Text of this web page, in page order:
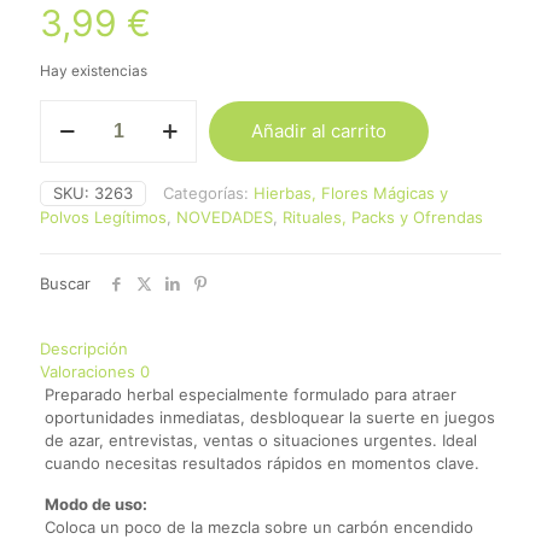
3,99 €
Hay existencias
"Secreto
Suerte
Rápida
20gr
Añadir al carrito
SKU: 3263 Categorías: Hierbas, Flores Mágicas y
Polvos Legítimos, NOVEDADES, Rituales, Packs y Ofrendas
Buscar
Descripción
Valoraciones 0
Preparado herbal especialmente formulado para atraer
oportunidades inmediatas, desbloquear la suerte en juegos
de azar, entrevistas, ventas o situaciones urgentes. Ideal
cuando necesitas resultados rápidos en momentos clave.
Modo de uso:
Coloca un poco de la mezcla sobre un carbón encendido